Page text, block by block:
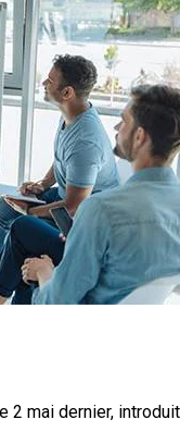
2 mai dernier, introduit